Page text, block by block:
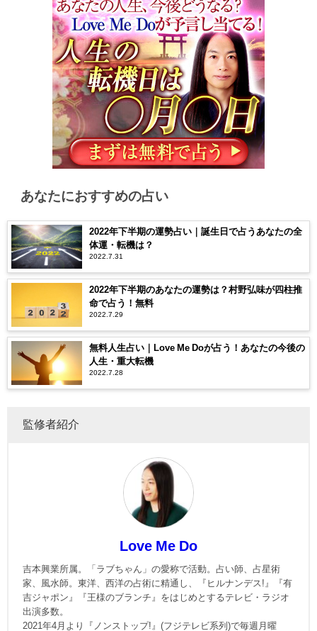
あなたにおすすめの占い
2022年下半期の運勢占い｜誕生日で占うあなたの全
体運・転機は？
2022.7.31
2022年下半期のあなたの運勢は？村野弘味が四柱推
命で占う！無料
2022.7.29
無料人生占い｜Love Me Doが占う！あなたの今後の
人生・重大転機
2022.7.28
監修者紹介
Love Me Do
吉本興業所属。「ラブちゃん」の愛称で活動。占い師、占星術
家、風水師。東洋、西洋の占術に精通し、『ヒルナンデス!』『有
吉ジャポン』『王様のブランチ』をはじめとするテレビ・ラジオ
出演多数。
2021年4月より『ノンストップ!』(フジテレビ系列)で毎週月曜